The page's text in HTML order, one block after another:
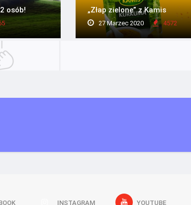
osób! „Złap zielone” z Kamis
27 Marzec 2020 4572
INSTAGRAM YOUTUBE